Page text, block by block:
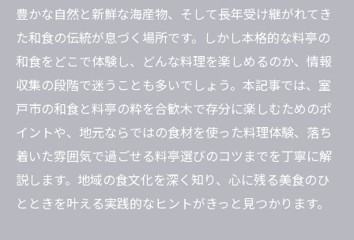
豊かな自然と新鮮な海産物、そして長年受け継がれてき
た和食の伝統が息づく場所です。しかし本格的な料亭の
和食をどこで体験し、どんな料理を楽しめるのか、情報
収集の段階で迷うことも多いでしょう。本記事では、室
戸市の和食と料亭の粋を合歓木で存分に楽しむためのポ
イントや、地元ならではの食材を使った料理体験、落ち
着いた雰囲気で過ごせる料亭選びのコツまでを丁寧に解
説します。地域の食文化を深く知り、心に残る美食のひ
とときを叶える実践的なヒントがきっと見つかります。